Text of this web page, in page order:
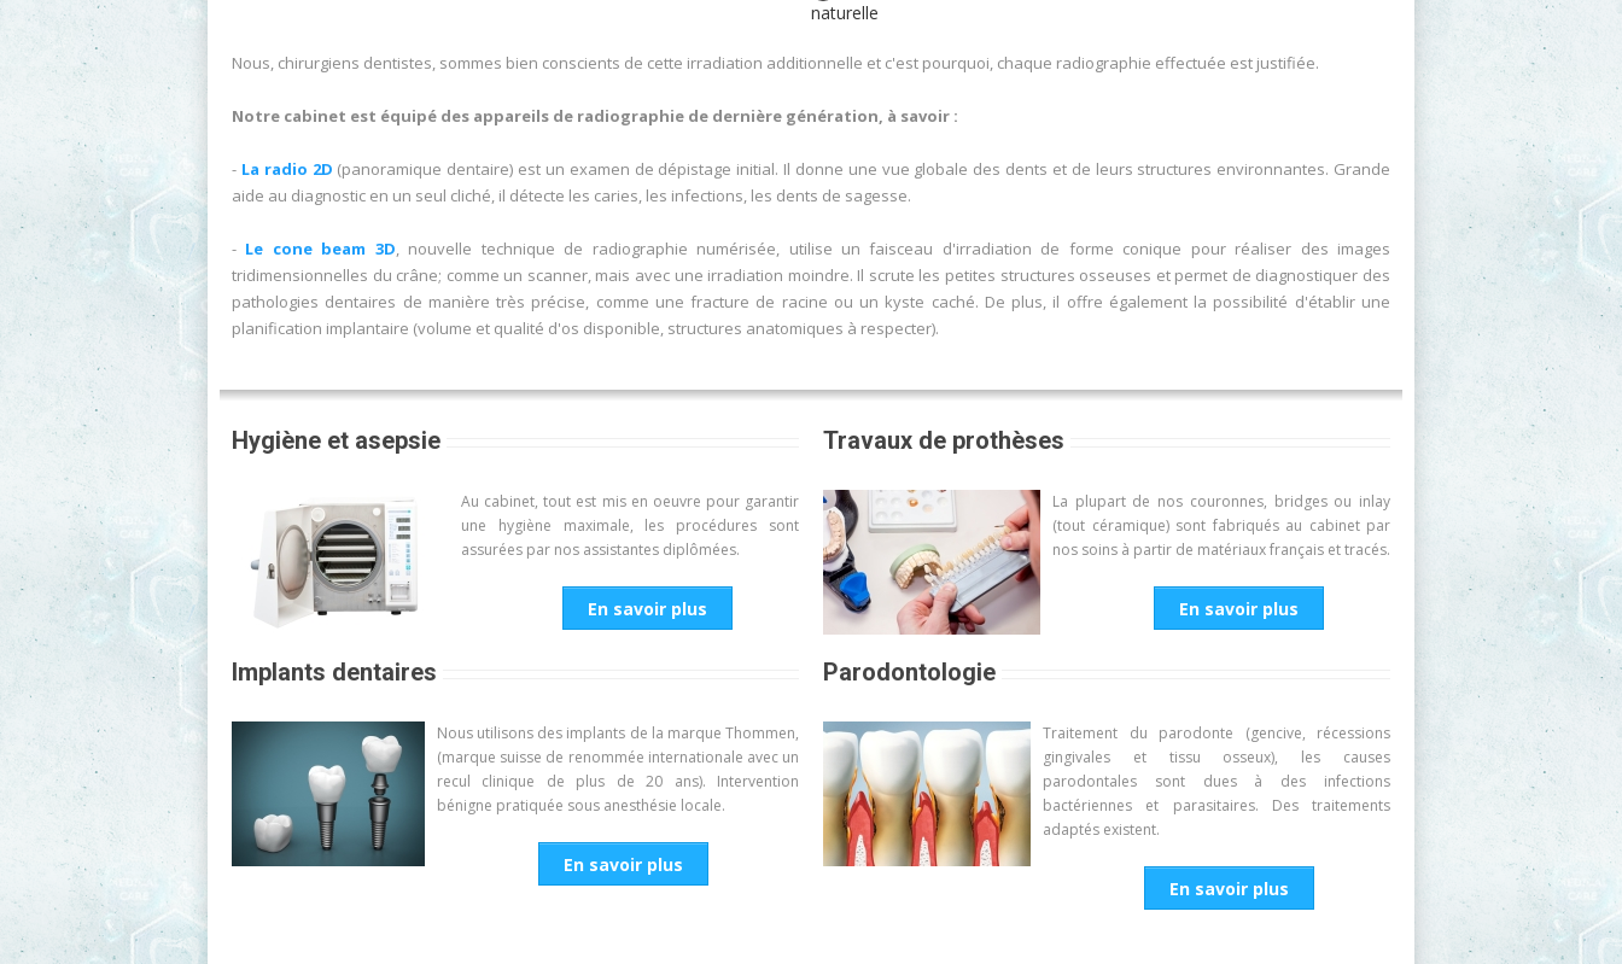
naturelle
Nous, chirurgiens dentistes, sommes bien conscients de cette irradiation additionnelle et c'est pourquoi, chaque radiographie effectuée est justifiée.
Notre cabinet est équipé des appareils de radiographie de dernière génération, à savoir :
- La radio 2D (panoramique dentaire) est un examen de dépistage initial. Il donne une vue globale des dents et de leurs structures environnantes. Grande
aide au diagnostic en un seul cliché, il détecte les caries, les infections, les dents de sagesse.
- Le cone beam 3D, nouvelle technique de radiographie numérisée, utilise un faisceau d'irradiation de forme conique pour réaliser des images
tridimensionnelles du crâne; comme un scanner, mais avec une irradiation moindre. Il scrute les petites structures osseuses et permet de diagnostiquer des
pathologies dentaires de manière très précise, comme une fracture de racine ou un kyste caché. De plus, il offre également la possibilité d'établir une
planification implantaire (volume et qualité d'os disponible, structures anatomiques à respecter).
Hygiène et asepsie
Au cabinet, tout est mis en oeuvre pour garantir
une hygiène maximale, les procédures sont
assurées par nos assistantes diplômées.
En savoir plus
Travaux de prothèses
La plupart de nos couronnes, bridges ou inlay
(tout céramique) sont fabriqués au cabinet par
nos soins à partir de matériaux français et tracés.
En savoir plus
Implants dentaires
Nous utilisons des implants de la marque Thommen,
(marque suisse de renommée internationale avec un
recul clinique de plus de 20 ans). Intervention
bénigne pratiquée sous anesthésie locale.
En savoir plus
Parodontologie
Traitement du parodonte (gencive, récessions
gingivales et tissu osseux), les causes
parodontales sont dues à des infections
bactériennes et parasitaires. Des traitements
adaptés existent.
En savoir plus